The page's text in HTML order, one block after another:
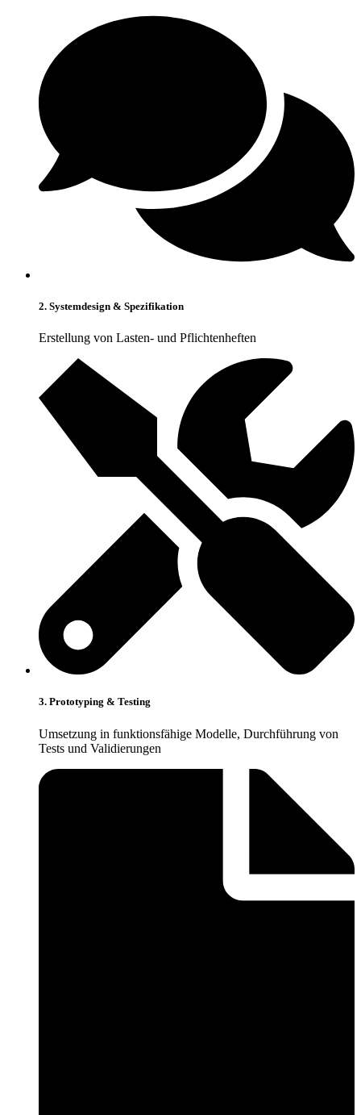
2. Systemdesign & Spezifikation
Erstellung von Lasten- und Pflichtenheften
3. Prototyping & Testing
Umsetzung in funktionsfähige Modelle, Durchführung von
Tests und Validierungen